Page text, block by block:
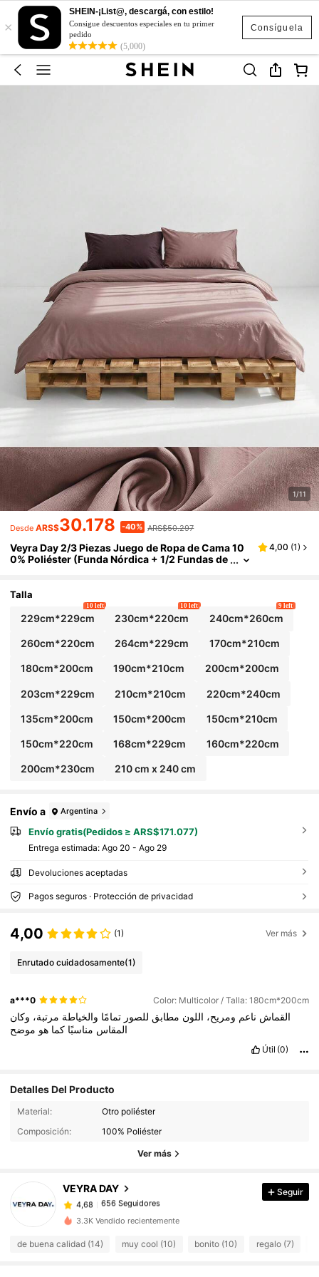
Consíguela
×
SHEIN-¡List@, descargá, con estilo!
Consigue descuentos especiales en tu primer
pedido
(5,000)
1/11
Desde ARS$30.178 -40% ARS$50.297
Veyra Day 2/3 Piezas Juego de Ropa de Cama 10
0% Poliéster (Funda Nórdica + 1/2 Fundas de
s las Estaciones
4,00 (1)
Talla
229cm*229cm
10 left
230cm*220cm
10 left
240cm*260cm
9 left
260cm*220cm 264cm*229cm 170cm*210cm
180cm*200cm 190cm*210cm 200cm*200cm
203cm*229cm 210cm*210cm 220cm*240cm
135cm*200cm 150cm*200cm 150cm*210cm
150cm*220cm 168cm*229cm 160cm*220cm
200cm*230cm 210 cm x 240 cm
Envío a Argentina
Envío gratis(Pedidos ≥ ARS$171.077)
Entrega estimada: Ago 20 - Ago 29
Devoluciones aceptadas
Pagos seguros · Protección de privacidad
4,00 (1) Ver más
Enrutado cuidadosamente(1)
a***0 Color: Multicolor / Talla: 180cm*200cm
القماش ناعم ومريح، اللون مطابق للصور تمامًا والخياطة مرتبة، وكان
المقاس مناسبًا كما هو موضح
Útil (0)
Detalles Del Producto
Material:
Otro poliéster
Composición:
100% Poliéster
Ver más
VEYRA DAY
656 Seguidores
656 Seguidores
656 Seguidores
4,68
656 Seguidores
4,68
656 Seguidores
4,68 656 Seguidores
Seguir
3.3K Vendido recientemente
de buena calidad (14) muy cool (10) bonito (10) regalo (7)